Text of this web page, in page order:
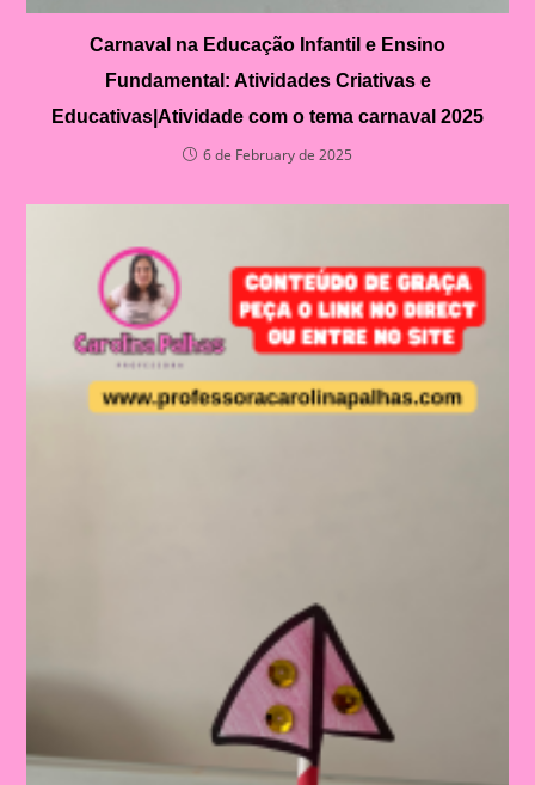
Carnaval na Educação Infantil e Ensino
Fundamental: Atividades Criativas e
Educativas|Atividade com o tema carnaval 2025
6 de February de 2025